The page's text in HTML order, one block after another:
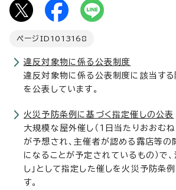
ページID 1013168
違反対象物に係る公表制度
違反対象物に係る公表制度に該当する
を公表しています。
火災予防条例に基づく指定催しの公表
大規模な屋外催し（1日当たりおおむ
が予想され、主催者が認める露店等
になることが予定されているもの）で
し」として指定した催しを火災予防条
す。